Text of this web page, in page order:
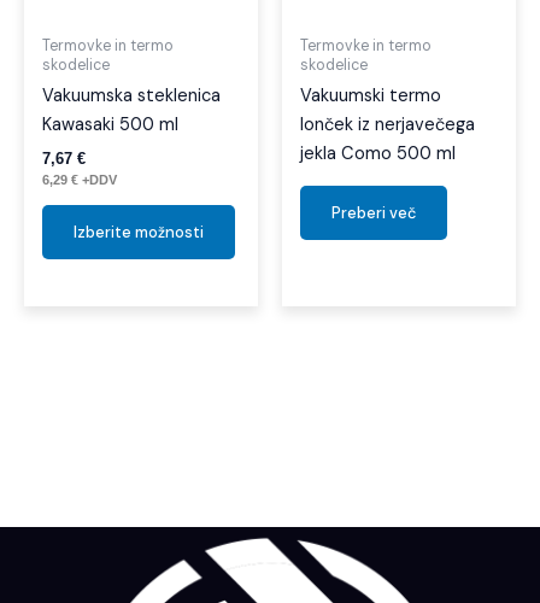
Termovke in termo
skodelice
Vakuumska steklenica
Kawasaki 500 ml
7,67 €
6,29 € +DDV
Izberite možnosti
izbereteTermovke in termo
skodelice
Vakuumski termo
lonček iz nerjavečega
jekla Como 500 ml
Preberi več